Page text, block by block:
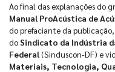
Ao final das explanações do
Manual ProAcústica de
do prefaciante da publicação,
doSindicato da Indústria
Federal(Sinduscon-DF) e
Materiais, Tecnologia,